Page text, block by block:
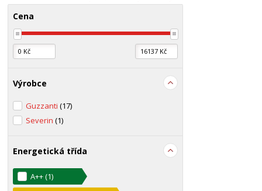
Cena
Výrobce
Guzzanti(17)
Severin(1)
Energetická třída
A++(1)